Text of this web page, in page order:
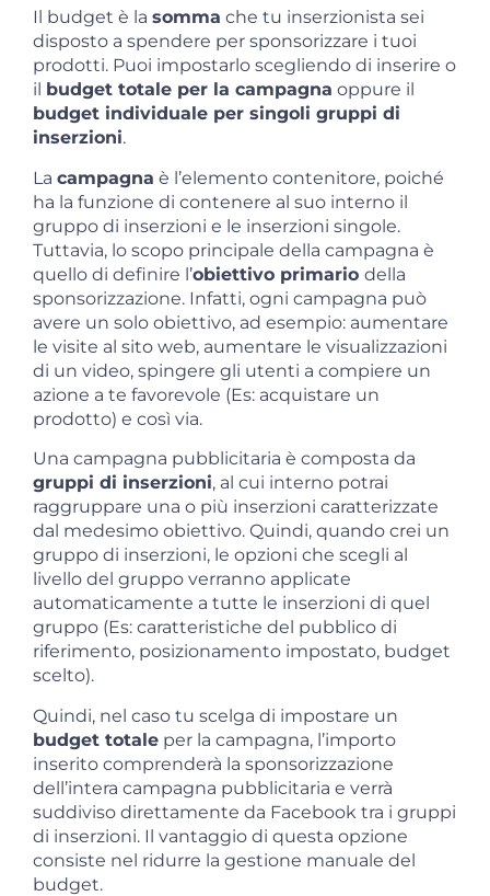
Il budget è la somma che tu inserzionista sei
disposto a spendere per sponsorizzare i tuoi
prodotti. Puoi impostarlo scegliendo di inserire o
il
budget totale per la campagna oppure il
budget individuale per singoli gruppi di
inserzioni.
La campagna è l’elemento contenitore, poiché
ha la funzione di contenere al suo interno il
gruppo di inserzioni e le inserzioni singole.
Tuttavia, lo scopo principale della campagna è
quello di definire l’obiettivo primario della
sponsorizzazione. Infatti, ogni campagna può
avere un solo obiettivo, ad esempio: aumentare
le visite al sito web, aumentare le visualizzazioni
di un video, spingere gli utenti a compiere un
azione a te favorevole (Es: acquistare un
prodotto) e così via.
Una campagna pubblicitaria è composta da
gruppi di inserzioni, al cui interno potrai
raggruppare una o più inserzioni caratterizzate
dal medesimo obiettivo. Quindi, quando crei un
gruppo di inserzioni, le opzioni che scegli al
livello del gruppo verranno applicate
automaticamente a tutte le inserzioni di quel
gruppo (Es: caratteristiche del pubblico di
riferimento, posizionamento impostato, budget
scelto).
Quindi, nel caso tu scelga di impostare un
budget totale per la campagna, l’importo
inserito comprenderà la sponsorizzazione
dell’intera campagna pubblicitaria e verrà
suddiviso direttamente da Facebook tra i gruppi
di inserzioni. Il vantaggio di questa opzione
consiste nel ridurre la gestione manuale del
budget.